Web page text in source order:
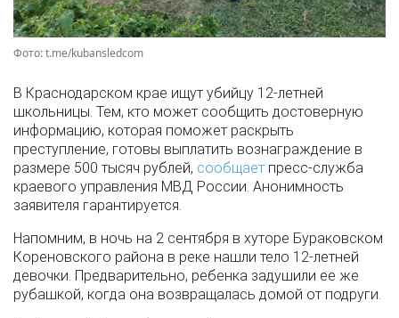
Фото: t.me/kubansledcom
В Краснодарском крае ищут убийцу 12-летней
школьницы. Тем, кто может сообщить достоверную
информацию, которая поможет раскрыть
преступление, готовы выплатить вознаграждение в
размере 500 тысяч рублей, сообщает пресс-служба
краевого управления МВД России. Анонимность
заявителя гарантируется.
Напомним, в ночь на 2 сентября в хуторе Бураковском
Кореновского района в реке нашли тело 12-летней
девочки. Предварительно, ребенка задушили ее же
рубашкой, когда она возвращалась домой от подруги.